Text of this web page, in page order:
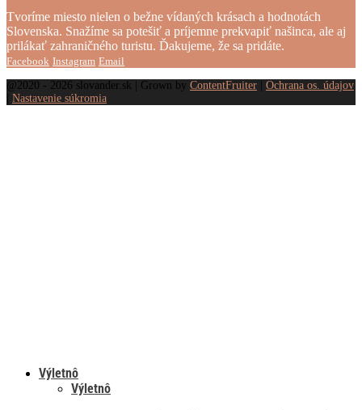
Tvoríme miesto nielen o bežne vídaných krásach a hodnotách
Slovenska. Snažíme sa potešiť a príjemne prekvapiť našinca, ale aj
prilákať zahraničného turistu. Ďakujeme, že sa pridáte.
Facebook Instagram Email
@2020 - 2026 slovander.sk | Grown by ContentFruiter
Ochrana os. údajov
Nastavenie súkromia
Výletnô
Výletnô